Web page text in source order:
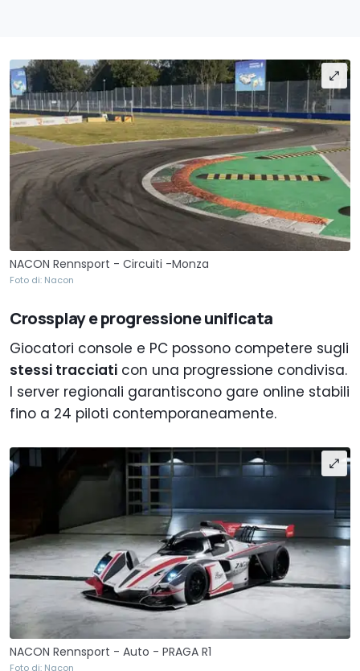
NACON Rennsport - Circuiti -Monza
Foto di: Nacon
Crossplay e progressione unificata
Giocatori console e PC possono competere sugli
stessi tracciati con una progressione condivisa.
I server regionali garantiscono gare online stabili
fino a 24 piloti contemporaneamente.
NACON Rennsport - Auto - PRAGA R1
Foto di: Nacon